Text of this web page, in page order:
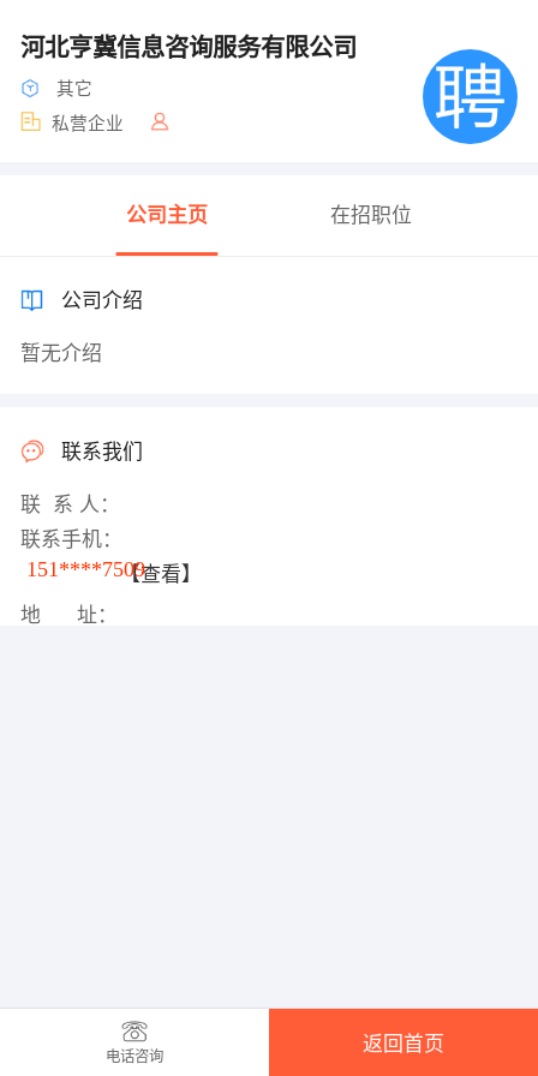
河北亨冀信息咨询服务有限公司
其它
私营企业
公司主页 在招职位
公司介绍
暂无介绍
联系我们
联 系 人：
联系手机：
151****7509【查看】
地 址：
电话咨询
返回首页